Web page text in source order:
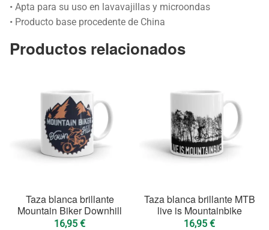
• Apta para su uso en lavavajillas y microondas
• Producto base procedente de China
Productos relacionados
Taza blanca brillante
Mountain Biker Downhill
16,95 €
Taza blanca brillante MTB
live is Mountainbike
16,95 €